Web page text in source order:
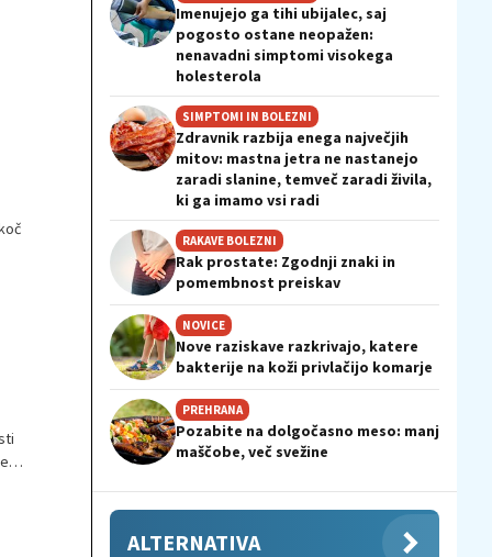
Imenujejo ga tihi ubijalec, saj
pogosto ostane neopažen:
nenavadni simptomi visokega
holesterola
SIMPTOMI IN BOLEZNI
Zdravnik razbija enega največjih
mitov: mastna jetra ne nastanejo
zaradi slanine, temveč zaradi živila,
ki ga imamo vsi radi
RAKAVE BOLEZNI
Rak prostate: Zgodnji znaki in
pomembnost preiskav
NOVICE
Nove raziskave razkrivajo, katere
bakterije na koži privlačijo komarje
PREHRANA
Pozabite na dolgočasno meso: manj
maščobe, več svežine
ALTERNATIVA